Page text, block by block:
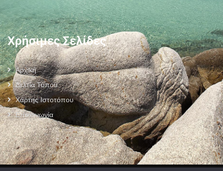
Χρήσιμες Σελίδες
Αρχική
Δελτία Τύπου
Χάρτης Ιστοτόπου
Επικοινωνία